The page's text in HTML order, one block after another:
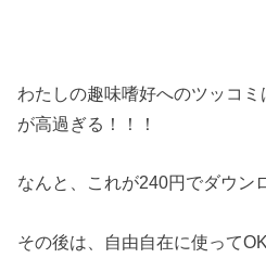
わたしの趣味嗜好へのツッコ
が高過ぎる！！！
なんと、これが240円でダウン
その後は、自由自在に使って